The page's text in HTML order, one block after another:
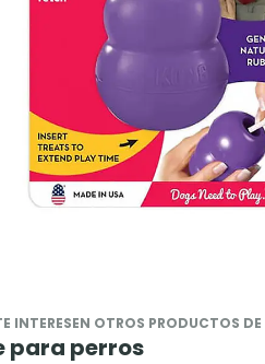
INTERESEN OTROS PRODUCTOS DE
para perros